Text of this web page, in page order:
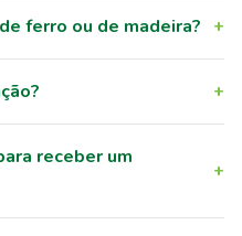
ferro ou de madeira? +
+
receber um
+